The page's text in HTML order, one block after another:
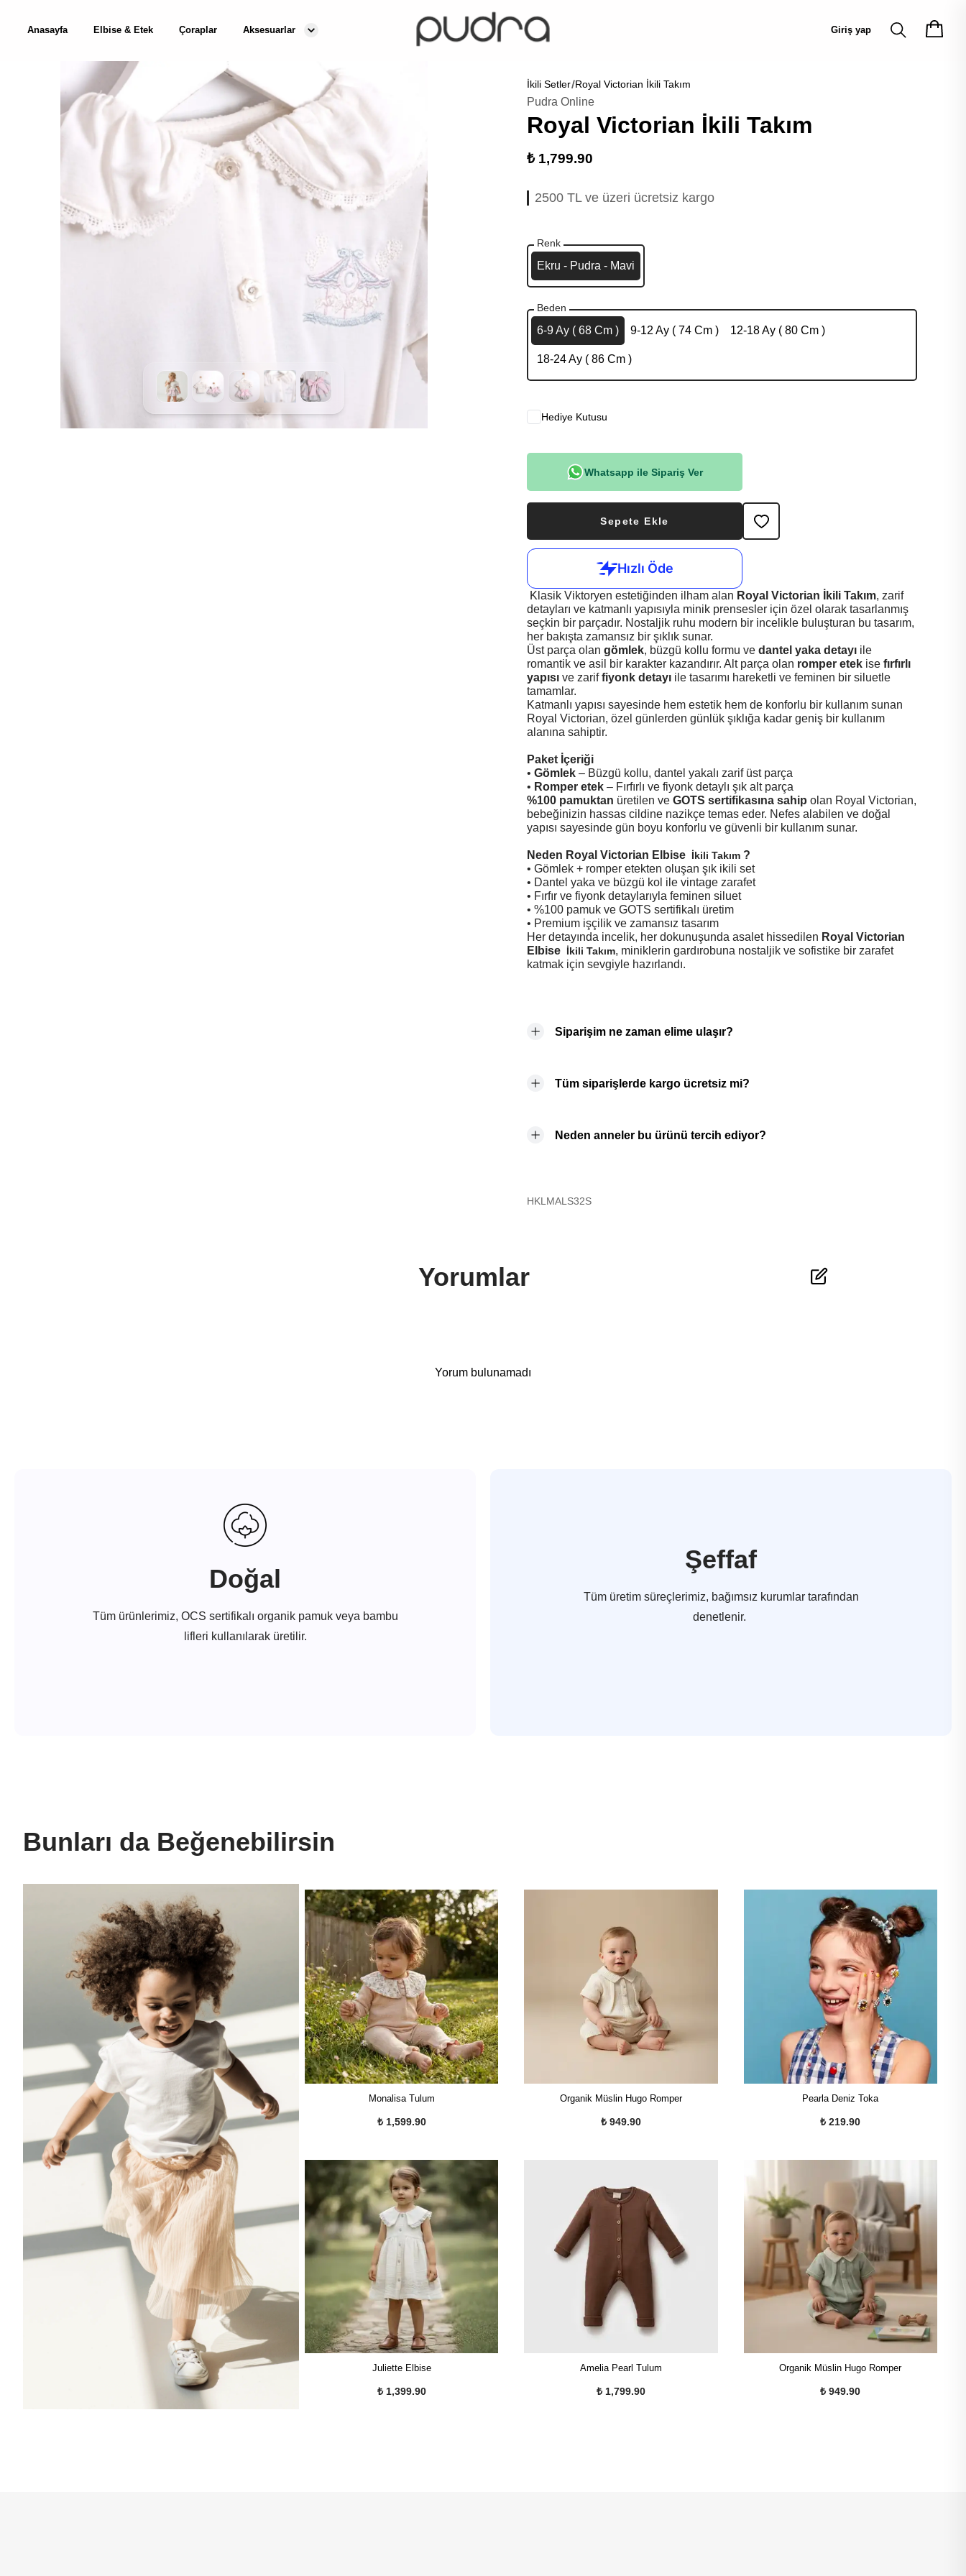
Anasayfa Elbise & Etek Çoraplar Aksesuarlar Giriş yap
İkili Setler Royal Victorian İkili Takım
Pudra Online
Royal Victorian İkili Takım
₺ 1,799.90
Vade farksız 2 taksite kadar 🛍️
Renk
Ekru - Pudra - Mavi
Beden
6-9 Ay ( 68 Cm ) 9-12 Ay ( 74 Cm ) 12-18 Ay ( 80 Cm )
18-24 Ay ( 86 Cm )
Hediye Kutusu
Whatsapp ile Sipariş Ver
Sepete Ekle
Klasik Viktoryen estetiğinden ilham alan Royal Victorian İkili Takım, zarif
detayları ve katmanlı yapısıyla minik prensesler için özel olarak tasarlanmış
seçkin bir parçadır. Nostaljik ruhu modern bir incelikle buluşturan bu tasarım,
her bakışta zamansız bir şıklık sunar.
Üst parça olangömlek, büzgü kollu formu ve dantel yaka detayıile
romantik ve asil bir karakter kazandırır. Alt parça olanromper etekisefırfırlı
yapısı ve zarif fiyonk detayı ile tasarımı hareketli ve feminen bir siluetle
tamamlar.
Katmanlı yapısı sayesinde hem estetik hem de konforlu bir kullanım sunan
Royal Victorian, özel günlerden günlük şıklığa kadar geniş bir kullanım
alanına sahiptir.
Paket İçeriği
Gömlek – Büzgü kollu, dantel yakalı zarif üst parça
•Romper etek – Fırfırlı ve fiyonk detaylı şık alt parça
%100 pamuktan üretilen ve GOTS sertifikasına sahip olan Royal Victorian,
bebeğinizin hassas cildine nazikçe temas eder. Nefes alabilen ve doğal
yapısı sayesinde gün boyu konforlu ve güvenli bir kullanım sunar.
Neden Royal Victorian Elbise İkili Takım ?
• Gömlek + romper etekten oluşan şık ikili set
• Dantel yaka ve büzgü kol ile vintage zarafet
• Fırfır ve fiyonk detaylarıyla feminen siluet
• %100 pamuk ve GOTS sertifikalı üretim
• Premium işçilik ve zamansız tasarım
Her detayında incelik, her dokunuşunda asalet hissedilen Royal Victorian
Elbise
İkili Takım, miniklerin gardırobuna nostaljik ve sofistike bir zarafet
katmak için sevgiyle hazırlandı.
Siparişim ne zaman elime ulaşır?
Tüm siparişlerde kargo ücretsiz mi?
Neden anneler bu ürünü tercih ediyor?
HKLMALS32S
Yorumlar
Yorum bulunamadı
Doğal
Tüm ürünlerimiz, OCS sertifikalı organik pamuk veya bambu
lifleri kullanılarak üretilir.
Şeffaf
Tüm üretim süreçlerimiz, bağımsız kurumlar tarafından
denetlenir.
Bunları da Beğenebilirsin
Monalisa Tulum
₺ 1,599.90
Organik Müslin Hugo Romper
₺ 949.90
Pearla Deniz Toka
₺ 219.90
Juliette Elbise
₺ 1,399.90
Amelia Pearl Tulum
₺ 1,799.90
Organik Müslin Hugo Romper
₺ 949.90